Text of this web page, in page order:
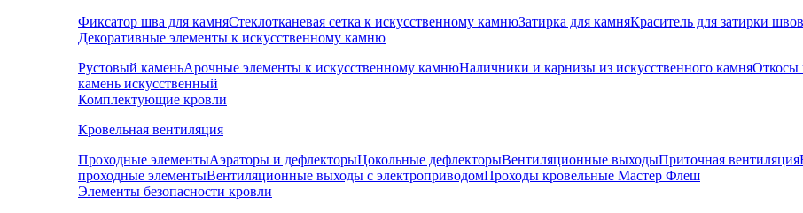
Фиксатор шва для камняСтеклотканевая сетка к искусственному камнюЗатирка для камняКраситель для затирки
Декоративные элементы к искусственному камню
Рустовый каменьАрочные элементы к искусственному камнюНаличники и карнизы из искусственного камняОткосы
камень искусственный
Комплектующие кровли
Кровельная вентиляция
Проходные элементыАэраторы и дефлекторыЦокольные дефлекторыВентиляционные выходыПриточная вентиляция
проходные элементыВентиляционные выходы с электроприводомПроходы кровельные Мастер Флеш
Элементы безопасности кровли